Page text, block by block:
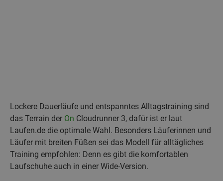
Lockere Dauerläufe und entspanntes Alltagstraining sind
das Terrain der On Cloudrunner 3, dafür ist er laut
Laufen.de die optimale Wahl. Besonders Läuferinnen und
Läufer mit breiten Füßen sei das Modell für alltägliches
Training empfohlen: Denn es gibt die komfortablen
Laufschuhe auch in einer Wide-Version.